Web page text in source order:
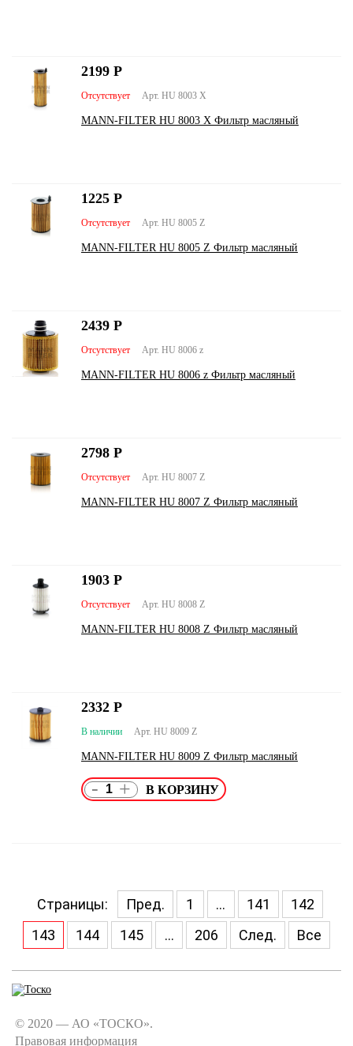
Арт. HU 8003 X
Отсутствует
MANN-FILTER HU 8003 X Фильтр масляный
2199 Р
Арт. HU 8005 Z
Отсутствует
MANN-FILTER HU 8005 Z Фильтр масляный
1225 Р
Арт. HU 8006 z
Отсутствует
MANN-FILTER HU 8006 z Фильтр масляный
2439 Р
Арт. HU 8007 Z
Отсутствует
MANN-FILTER HU 8007 Z Фильтр масляный
2798 Р
Арт. HU 8008 Z
Отсутствует
MANN-FILTER HU 8008 Z Фильтр масляный
1903 Р
Арт. HU 8009 Z
В наличии
MANN-FILTER HU 8009 Z Фильтр масляный
2332 Р
- +
Страницы: Пред. 1 ... 141
142
143
144 145 ... 206 След. Все
© 2020 — АО «ТОСКО».
Правовая информация